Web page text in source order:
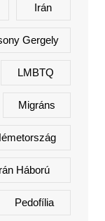
Irán
Gergely
LMBTQ
Migráns
Háború
Pedofília